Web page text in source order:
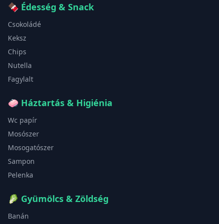
🍫 Édesség & Snack
Csokoládé
Keksz
Chips
Nutella
Fagylalt
🧼 Háztartás & Higiénia
Wc papír
Mosószer
Mosogatószer
Sampon
Pelenka
🥬 Gyümölcs & Zöldség
Banán